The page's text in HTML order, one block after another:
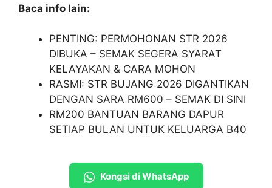
Baca info lain:
PENTING: PERMOHONAN STR 2026
DIBUKA – SEMAK SEGERA SYARAT
KELAYAKAN & CARA MOHON
RASMI: STR BUJANG 2026 DIGANTIKAN
DENGAN SARA RM600 – SEMAK DI SINI
RM200 BANTUAN BARANG DAPUR
SETIAP BULAN UNTUK KELUARGA B40
Kongsi di WhatsApp